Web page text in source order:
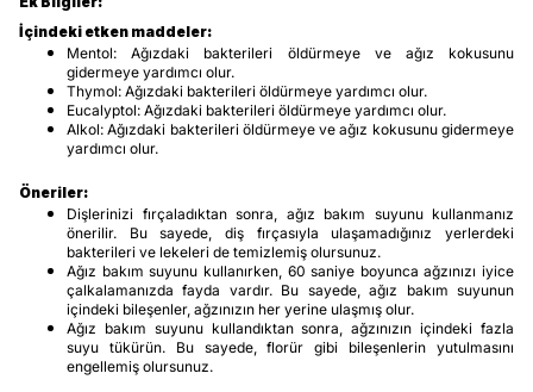
İçindeki etken maddeler:
Mentol: Ağızdaki bakterileri öldürmeye ve ağız kokusunu
gidermeye yardımcı olur.
Thymol: Ağızdaki bakterileri öldürmeye yardımcı olur.
Eucalyptol: Ağızdaki bakterileri öldürmeye yardımcı olur.
Alkol: Ağızdaki bakterileri öldürmeye ve ağız kokusunu gidermeye
yardımcı olur.
Öneriler:
Dişlerinizi fırçaladıktan sonra, ağız bakım suyunu kullanmanız
önerilir. Bu sayede, diş fırçasıyla ulaşamadığınız yerlerdeki
bakterileri ve lekeleri de temizlemiş olursunuz.
Ağız bakım suyunu kullanırken, 60 saniye boyunca ağzınızı iyice
çalkalamanızda fayda vardır. Bu sayede, ağız bakım suyunun
içindeki bileşenler, ağzınızın her yerine ulaşmış olur.
Ağız bakım suyunu kullandıktan sonra, ağzınızın içindeki fazla
suyu tükürün. Bu sayede, florür gibi bileşenlerin yutulmasını
engellemiş olursunuz.